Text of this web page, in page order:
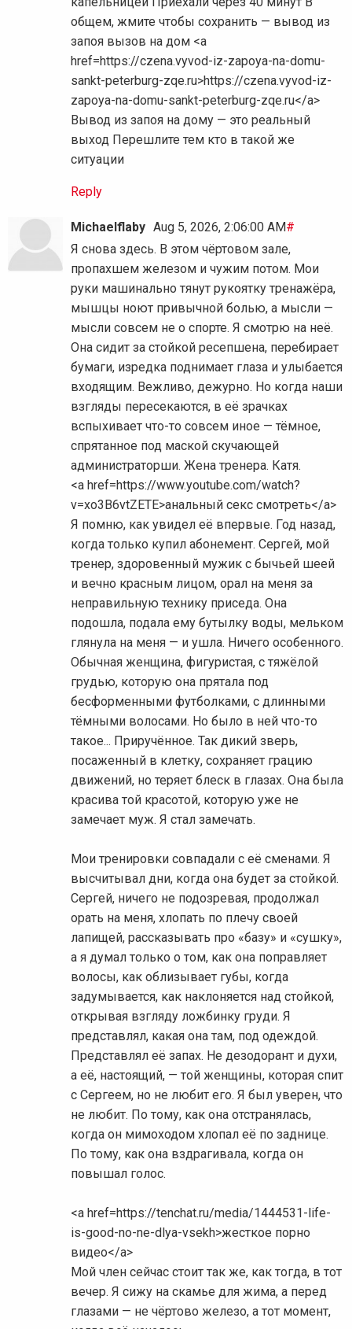
общем, жмите чтобы сохранить — вывод из
запоя вызов на дом <a
href=https://czena.vyvod-iz-zapoya-na-domu-
sankt-peterburg-zqe.ru>https://czena.vyvod-iz-
zapoya-na-domu-sankt-peterburg-zqe.ru</a>
Вывод из запоя на дому — это реальный
выход Перешлите тем кто в такой же
ситуации
Reply
Michaelflaby Aug 5, 2026, 2:06:00 AM#
Я снова здесь. В этом чёртовом зале,
пропахшем железом и чужим потом. Мои
руки машинально тянут рукоятку тренажёра,
мышцы ноют привычной болью, а мысли —
мысли совсем не о спорте. Я смотрю на неё.
Она сидит за стойкой ресепшена, перебирает
бумаги, изредка поднимает глаза и улыбается
входящим. Вежливо, дежурно. Но когда наши
взгляды пересекаются, в её зрачках
вспыхивает что-то совсем иное — тёмное,
спрятанное под маской скучающей
администраторши. Жена тренера. Катя.
<a href=https://www.youtube.com/watch?
v=xo3B6vtZETE>анальный секс смотреть</a>
Я помню, как увидел её впервые. Год назад,
когда только купил абонемент. Сергей, мой
тренер, здоровенный мужик с бычьей шеей
и вечно красным лицом, орал на меня за
неправильную технику приседа. Она
подошла, подала ему бутылку воды, мельком
глянула на меня — и ушла. Ничего особенного.
Обычная женщина, фигуристая, с тяжёлой
грудью, которую она прятала под
бесформенными футболками, с длинными
тёмными волосами. Но было в ней что-то
такое... Приручённое. Так дикий зверь,
посаженный в клетку, сохраняет грацию
движений, но теряет блеск в глазах. Она была
красива той красотой, которую уже не
замечает муж. Я стал замечать.
Мои тренировки совпадали с её сменами. Я
высчитывал дни, когда она будет за стойкой.
Сергей, ничего не подозревая, продолжал
орать на меня, хлопать по плечу своей
лапищей, рассказывать про «базу» и «сушку»,
а я думал только о том, как она поправляет
волосы, как облизывает губы, когда
задумывается, как наклоняется над стойкой,
открывая взгляду ложбинку груди. Я
представлял, какая она там, под одеждой.
Представлял её запах. Не дезодорант и духи,
а её, настоящий, — той женщины, которая спит
с Сергеем, но не любит его. Я был уверен, что
не любит. По тому, как она отстранялась,
когда он мимоходом хлопал её по заднице.
По тому, как она вздрагивала, когда он
повышал голос.
<a href=https://tenchat.ru/media/1444531-life-
is-good-no-ne-dlya-vsekh>жесткое порно
видео</a>
Мой член сейчас стоит так же, как тогда, в тот
вечер. Я сижу на скамье для жима, а перед
глазами — не чёртово железо, а тот момент,